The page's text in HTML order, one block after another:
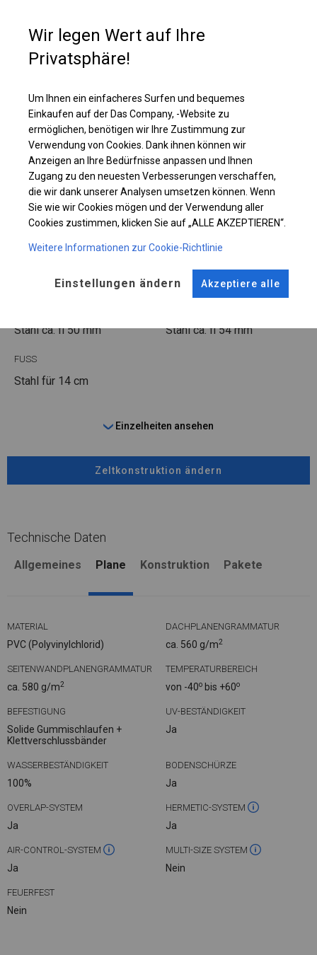
Picknicks und anderenbesonderen Anlässen
Pavillon, Gartenzelt verwendet werden oder
Zelt kann auch als Gewerbefläche
Einzelheiten ansehen
Plane ändern
KONSTRUKTION
Stahl ca.fi 50 mm Stahl ca.fi 54 mm
FUSS
Stahl für 14 cm
Einzelheiten ansehen
Zeltkonstruktion ändern
Technische Daten
Allgemeines Plane Konstruktion Pakete
MATERIAL
PVC (Polyvinylchlorid)
DACHPLANENGRAMMATUR
ca. 560 g/m2
SEITENWANDPLANENGRAMMATUR
ca. 580 g/m2
TEMPERATURBEREICH
von -40o bis +60o
BEFESTIGUNG
Solide Gummischlaufen +
Klettverschlussbänder
UV-BESTÄNDIGKEIT
Ja
WASSERBESTÄNDIGKEIT
100%
BODENSCHÜRZE
Ja
OVERLAP-SYSTEM
Ja
HERMETIC-SYSTEM
Ja
AIR-CONTROL-SYSTEM
Ja
MULTI-SIZE SYSTEM
Nein
FEUERFEST
Nein
Wir legen Wert auf Ihre
Privatsphäre!
Um Ihnen ein einfacheres Surfen und bequemes
Einkaufen auf der Das Company, -Website zu
ermöglichen, benötigen wir Ihre Zustimmung zur
Verwendung von Cookies. Dank ihnen können wir
Anzeigen an Ihre Bedürfnisse anpassen und Ihnen
Zugang zu den neuesten Verbesserungen verschaffen,
die wir dank unserer Analysen umsetzen können. Wenn
Sie wie wir Cookies mögen und der Verwendung aller
Cookies zustimmen, klicken Sie auf „ALLE AKZEPTIEREN“.
Weitere Informationen zur Cookie-Richtlinie
Einstellungen ändern Akzeptiere alle